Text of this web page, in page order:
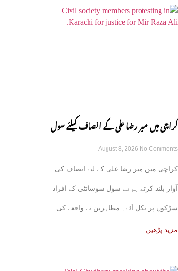
کراچی میں میر رضا علی کے انصاف کیلئے سول
سوسائٹی سڑکوں پر آ گئی
August 8, 2026 No Comments
کراچی میں میر رضا علی کے لیے انصاف کی
آواز بلند کرتے ہوئے سول سوسائٹی کے افراد
سڑکوں پر نکل آئے۔ مظاہرین نے واقعے کی
مزید پڑھیں